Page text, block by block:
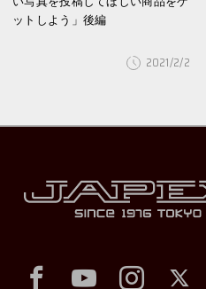
ットしよう」後編
2021/2/2